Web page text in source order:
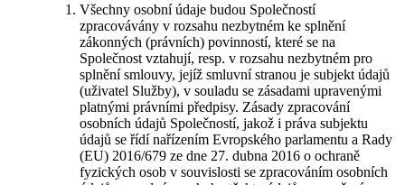
Všechny osobní údaje budou Společností
zpracovávány v rozsahu nezbytném ke splnění
zákonných (právních) povinností, které se na
Společnost vztahují, resp. v rozsahu nezbytném pro
splnění smlouvy, jejíž smluvní stranou je subjekt údajů
(uživatel Služby), v souladu se zásadami upravenými
platnými právními předpisy. Zásady zpracování
osobních údajů Společností, jakož i práva subjektu
údajů se řídí nařízením Evropského parlamentu a Rady
(EU) 2016/679 ze dne 27. dubna 2016 o ochraně
fyzických osob v souvislosti se zpracováním osobních